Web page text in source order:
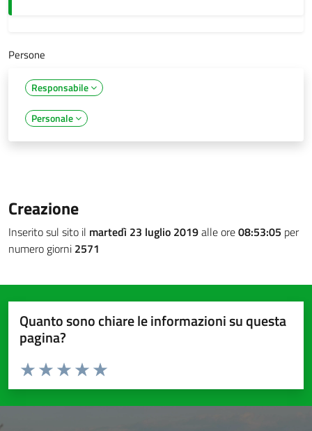
Persone
Responsabile
Personale
Creazione
Inserito sul sito il martedì 23 luglio 2019alle ore08:53:05 per
numero giorni 2571
Quanto sono chiare le informazioni su questa
pagina?
Valuta da 1 a 5 stelle la pagina
Valuta 5 stelle su 5
Valuta 4 stelle su 5
Valuta 3 stelle su 5
Valuta 2 stelle su 5
Valuta 1 stelle su 5